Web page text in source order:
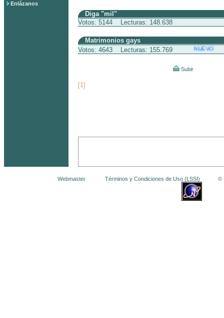
Enlázanos
Diga "mil"
Votos: 5144 Lecturas: 148.638
Matrimonios gays
Votos: 4643 Lecturas: 155.769
NUEVO
Subir
[1]
Webmaster Términos y Condiciones de Uso (LSSI) © La